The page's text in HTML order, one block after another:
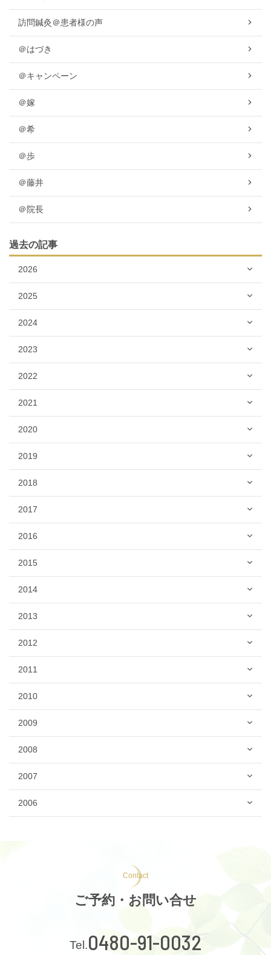
訪問鍼灸＠患者様の声
＠はづき
＠キャンペーン
＠嫁
＠希
＠歩
＠藤井
＠院長
過去の記事
2026
2025
2024
2023
2022
2021
2020
2019
2018
2017
2016
2015
2014
2013
2012
2011
2010
2009
2008
2007
2006
Contact
ご予約・お問い合せ
0480-91-0032